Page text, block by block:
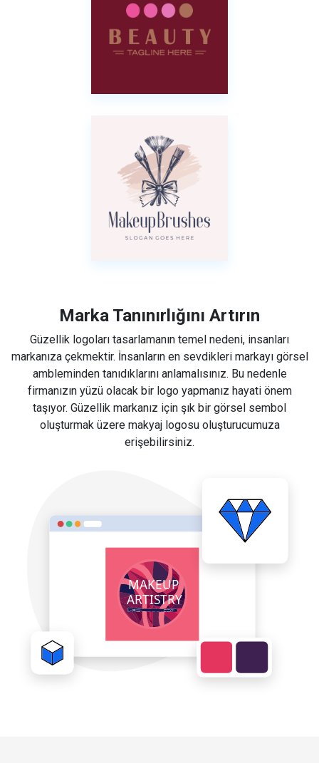
Marka Tanınırlığını Artırın
Güzellik logoları tasarlamanın temel nedeni, insanları
markanıza çekmektir. İnsanların en sevdikleri markayı görsel
ambleminden tanıdıklarını anlamalısınız. Bu nedenle
firmanızın yüzü olacak bir logo yapmanız hayati önem
taşıyor. Güzellik markanız için şık bir görsel sembol
oluşturmak üzere makyaj logosu oluşturucumuza
erişebilirsiniz.